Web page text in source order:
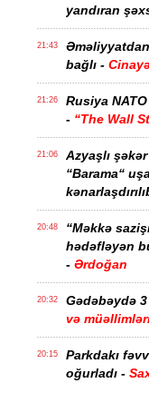
yandıran
21:43
bağlı -
21:26
Rusiya
- “The Wall
21:06
Azyaşlı
“Barama“
20:48
“Məkkə
hədəfləyən
- Ərdoğan
20:32 Gədəbəydə
və
20:15
Parkdakı
oğurladı -